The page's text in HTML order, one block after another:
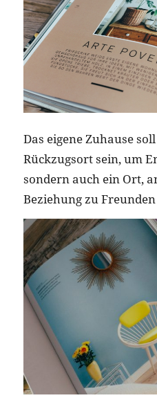
Das eigene Zuhause
Rückzugsort sein, um
sondern auch ein Ort,
Beziehung zu